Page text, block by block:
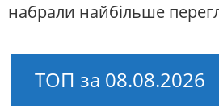
набрали найбільше
ТОП за 08.08.2026